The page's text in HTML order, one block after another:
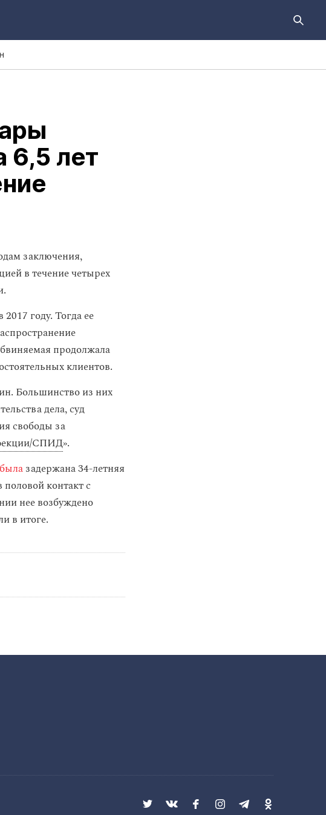
6,5 лет
заключения,
в течение четырех
году. Тогда ее
продолжала
клиентов.
Большинство из них
дела, суд
свободы за
СПИД».
былазадержана 34-летняя
контакт с
нее возбуждено
в итоге.